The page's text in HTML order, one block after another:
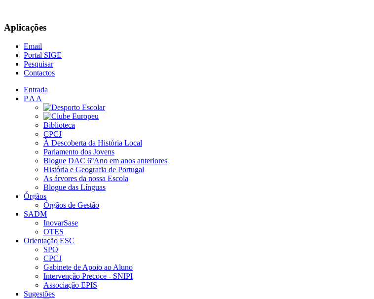
Aplicações
Email
Portal SIGE
Pesquisar
Contactos
Entrada
P A A
Biblioteca
CPCJ
À Descoberta da História Local
Parlamento dos Jovens
Blogue DAC 6ºAno em anos anteriores
História e Geografia de Portugal
As árvores da nossa Escola
Blogue das Línguas
Órgãos
Órgãos de Gestão
SADM
InovarSase
OTES
Orientação ESC
SPO
CPCJ
Gabinete de Apoio ao Aluno
Intervenção Precoce - SNIPI
Associação EPIS
Sugestões